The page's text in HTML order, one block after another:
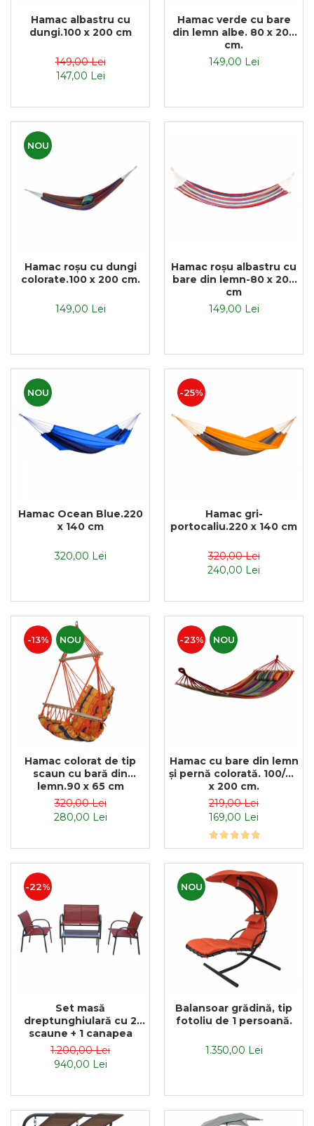
Fete de masa
Perne sezut
Hamac albastru cu
dungi.100 x 200 cm
149,00 Lei
147,00 Lei
Hamac verde cu bare
din lemn albe. 80 x 200
cm.
149,00 Lei
NOU
Hamac roșu cu dungi
colorate.100 x 200 cm.
149,00 Lei
Hamac roșu albastru cu
bare din lemn-80 x 200
cm
149,00 Lei
NOU
Hamac Ocean Blue.220
x 140 cm
320,00 Lei
-25%
Hamac gri-
portocaliu.220 x 140 cm
320,00 Lei
240,00 Lei
-13% NOU
Hamac colorat de tip
scaun cu bară din
lemn.90 x 65 cm
320,00 Lei
280,00 Lei
-23% NOU
Hamac cu bare din lemn
și pernă colorată. 100/80
x 200 cm.
219,00 Lei
169,00 Lei
-22%
Set masă
dreptunghiulară cu 2
scaune + 1 canapea
1.200,00 Lei
940,00 Lei
NOU
Balansoar grădină, tip
fotoliu de 1 persoană.
1.350,00 Lei